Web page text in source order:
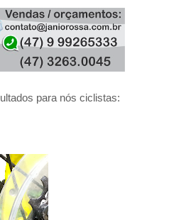
08, 2020
JANUARY 31, 2024
para nós ciclistas: